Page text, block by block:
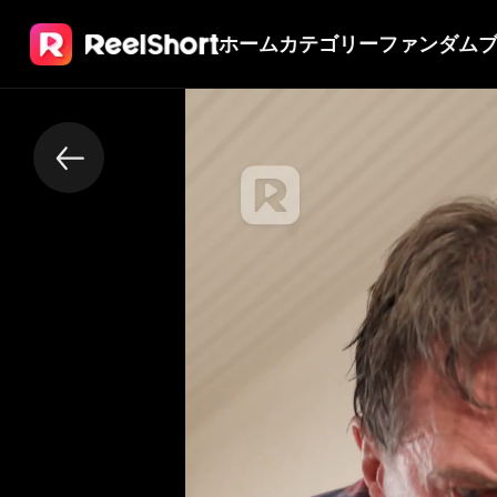
ホームカテゴリーファンダム